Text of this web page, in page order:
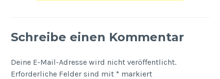
Schreibe einen Kommentar
Deine E-Mail-Adresse wird nicht veröffentlicht.
Erforderliche Felder sind mit * markiert